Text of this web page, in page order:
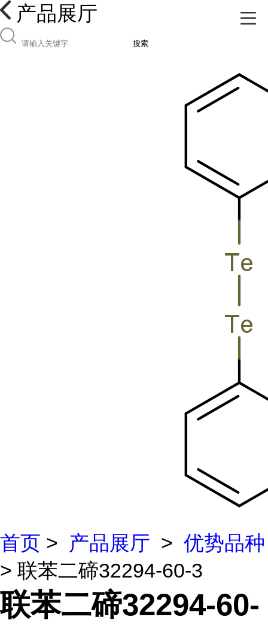
产品展厅
搜索
首页 > 产品展厅 > 优势品种
> 联苯二碲32294-60-3
联苯二碲32294-60-